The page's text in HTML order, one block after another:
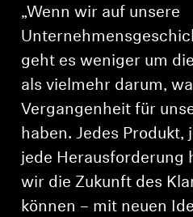
„Wenn wir auf unsere
geht es weniger um
als vielmehr darum,
Vergangenheit für
haben. Jedes Produkt,
jede Herausforderung
wir die Zukunft des
können – mit neuen